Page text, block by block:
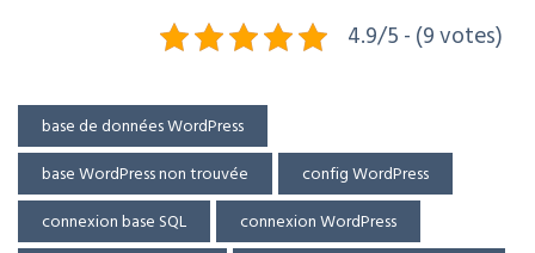
4.9/5 - (9 votes)
base de données WordPress
base WordPress non trouvée
config WordPress
connexion base SQL
connexion WordPress